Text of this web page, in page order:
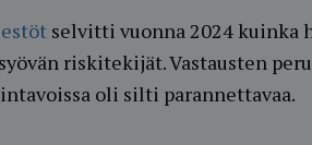
selvitti vuonna 2024
riskitekijät. Vastausten
oli silti parannettavaa.